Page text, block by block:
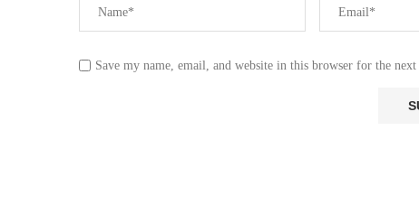
Save my name, email, and website in this browser for the